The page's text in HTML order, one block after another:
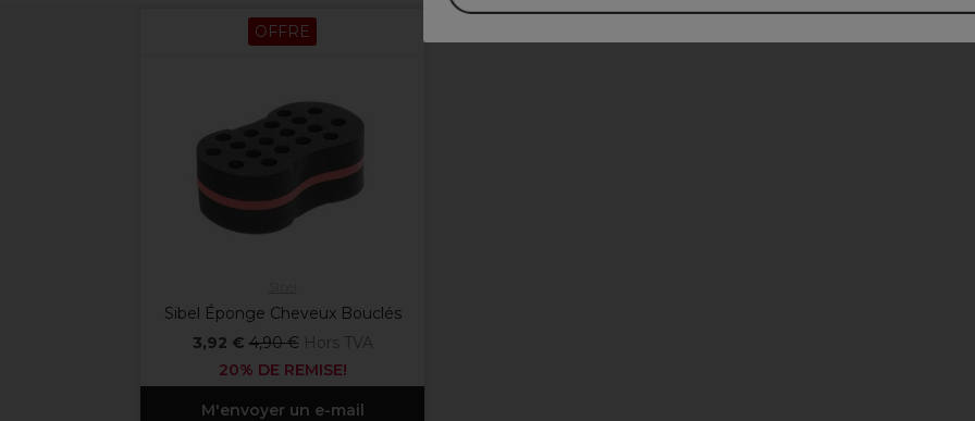
OFFRE
Sibel Éponge Cheveux Bouclés
3,92 € 4,90 € Hors TVA
20% DE REMISE!
M'envoyer un e-mail